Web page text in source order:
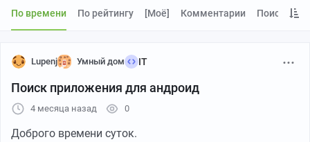
По времени По рейтингу [моё] Комментарии Поиск
Lupenj Умный дом IT
Поиск приложения для андроид
4 месяца назад 0
Доброго времени суток.